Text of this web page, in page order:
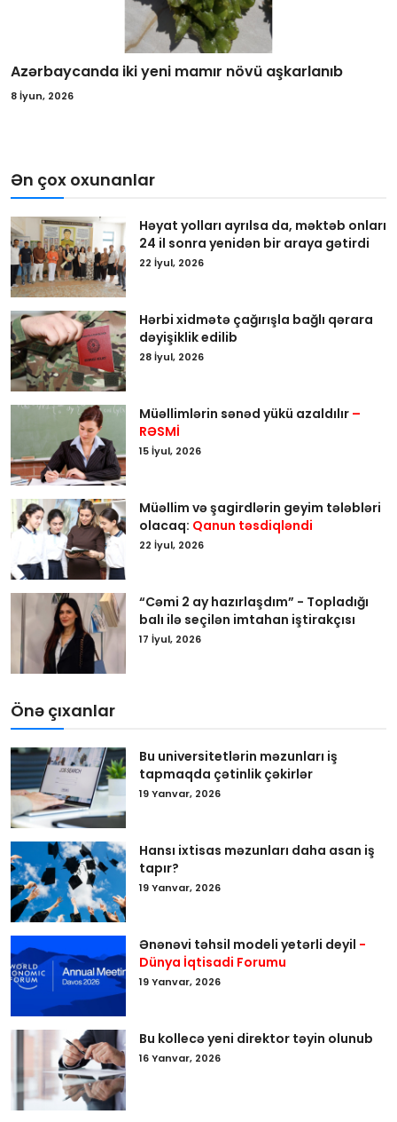
Azərbaycanda iki yeni mamır növü aşkarlanıb
8 İyun, 2026
Ən çox oxunanlar
Həyat yolları ayrılsa da, məktəb onları
24 il sonra yenidən bir araya gətirdi
22 İyul, 2026
Hərbi xidmətə çağırışla bağlı qərara
dəyişiklik edilib
28 İyul, 2026
Müəllimlərin sənəd yükü azaldılır –
RƏSMİ
15 İyul, 2026
Müəllim və şagirdlərin geyim tələbləri
olacaq: Qanun təsdiqləndi
22 İyul, 2026
“Cəmi 2 ay hazırlaşdım” - Topladığı
balı ilə seçilən imtahan iştirakçısı
17 İyul, 2026
Önə çıxanlar
Bu universitetlərin məzunları iş
tapmaqda çətinlik çəkirlər
19 Yanvar, 2026
Hansı ixtisas məzunları daha asan iş
tapır?
19 Yanvar, 2026
Ənənəvi təhsil modeli yetərli deyil -
Dünya İqtisadi Forumu
19 Yanvar, 2026
Bu kollecə yeni direktor təyin olunub
16 Yanvar, 2026